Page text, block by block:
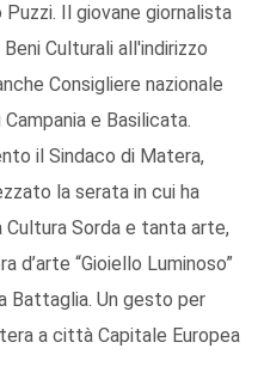
Il giovane giornalista
Culturali all'indirizzo
Consigliere nazionale
e Basilicata.
il Sindaco di Matera,
la serata in cui ha
Sorda e tanta arte,
d’arte “Gioiello Luminoso”
Battaglia. Un gesto per
a città Capitale Europea